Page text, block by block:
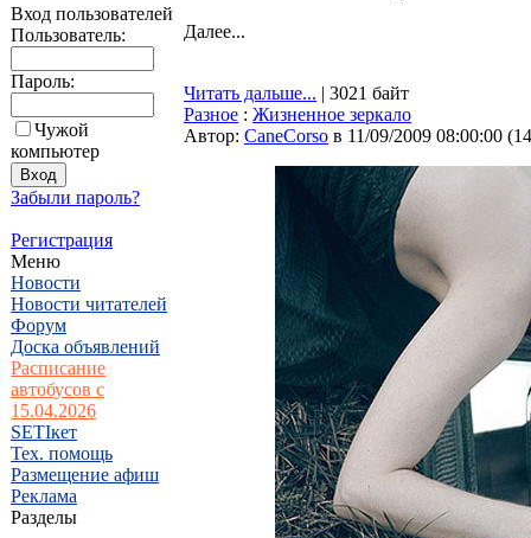
Вход пользователей
Пользователь:
Пароль:
Чужой
компьютер
Забыли пароль?
Регистрация
Меню
Новости
Новости читателей
Форум
Доска объявлений
Расписание
автобусов с
15.04.2026
SETIкет
Тех. помощь
Размещение афиш
Реклама
Разделы
Далее...
Читать дальше... | 3021 байт
Разное : Жизненное зеркало
Автор: CaneCorso в 11/09/2009 08:00:00 (